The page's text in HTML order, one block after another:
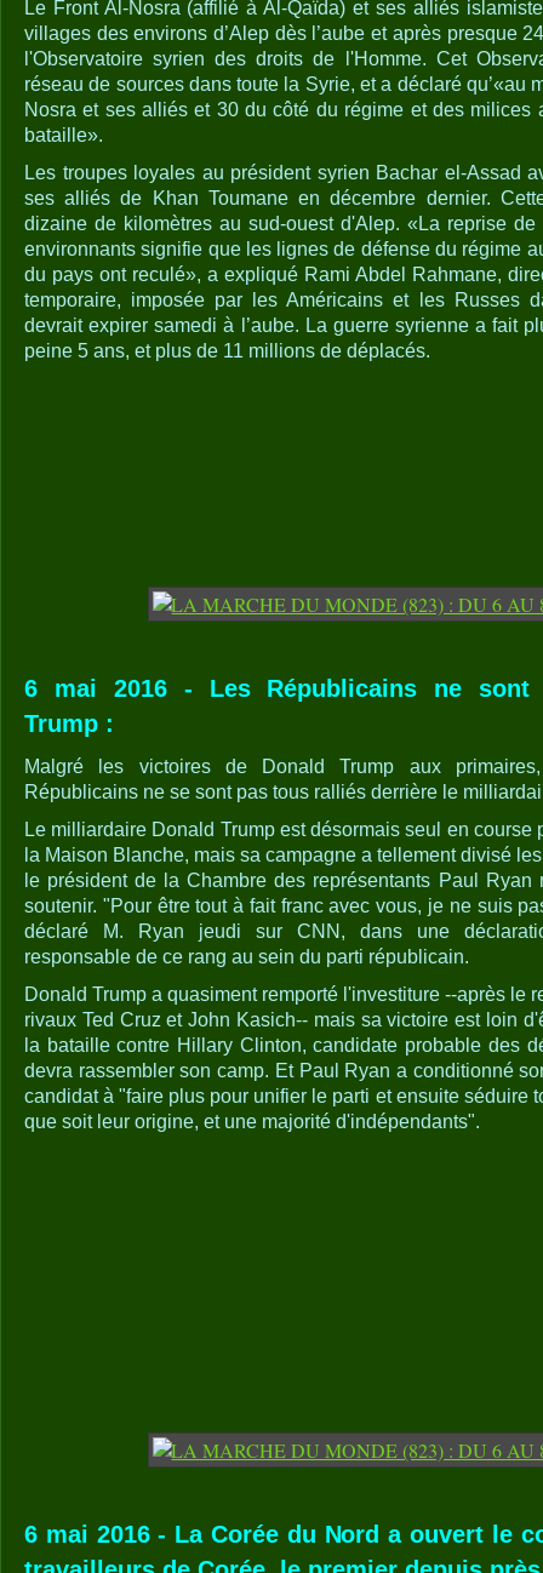
Le Front Al-Nosra (affilié à Al-Qaïda) et ses alliés
villages des environs d’Alep dès l’aube et après presque
l'Observatoire syrien des droits de l'Homme. Cet
réseau de sources dans toute la Syrie, et a déclaré qu’«au
Nosra et ses alliés et 30 du côté du régime et des milices
bataille».
Les troupes loyales au président syrien Bachar el-Assad
ses alliés de Khan Toumane en décembre dernier.
dizaine de kilomètres au sud-ouest d'Alep. «La reprise
environnants signifie que les lignes de défense du régime
du pays ont reculé», a expliqué Rami Abdel Rahmane,
temporaire, imposée par les Américains et les Russes
devrait expirer samedi à l’aube. La guerre syrienne a fait
peine 5 ans, et plus de 11 millions de déplacés.
6 mai 2016 - Les Républicains ne sont
Trump :
Malgré les victoires de Donald Trump aux
Républicains ne se sont pas tous ralliés derrière le
Le milliardaire Donald Trump est désormais seul en course
la Maison Blanche, mais sa campagne a tellement divisé
le président de la Chambre des représentants Paul
soutenir. "Pour être tout à fait franc avec vous, je ne suis
déclaré M. Ryan jeudi sur CNN, dans une
responsable de ce rang au sein du parti républicain.
Donald Trump a quasiment remporté l'investiture --après le
rivaux Ted Cruz et John Kasich-- mais sa victoire est loin
la bataille contre Hillary Clinton, candidate probable des
devra rassembler son camp. Et Paul Ryan a conditionné
candidat à "faire plus pour unifier le parti et ensuite séduire
que soit leur origine, et une majorité d'indépendants".
6 mai 2016 - La Corée du Nord a ouvert le